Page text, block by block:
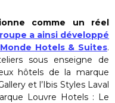
comme un réel
a ainsi développé
Hotels & Suites.
sous enseigne de
hôtels de la marque
et l’Ibis Styles Laval
Louvre Hotels : Le